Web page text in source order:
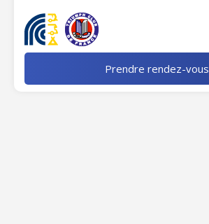
Prendre rendez-vous